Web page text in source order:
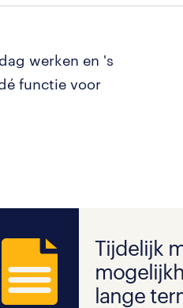
werken en 's
functie voor
Tijdelijk
lange